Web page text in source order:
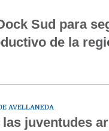
Sud para
de la
AVELLANEDA
juventudes